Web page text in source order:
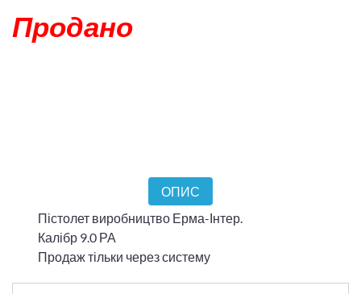
Продано
ОПИС
Пістолет виробництво Ерма-Інтер.
Калібр 9.0 РА
Продаж тільки через систему